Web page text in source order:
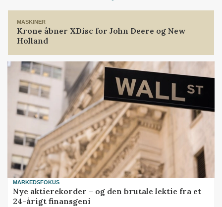
MASKINER
Krone åbner XDisc for John Deere og New
Holland
MARKEDSFOKUS
Nye aktierekorder – og den brutale lektie fra et
24-årigt finansgeni